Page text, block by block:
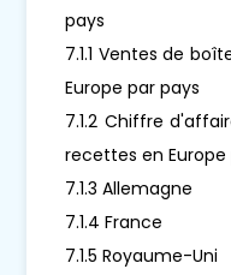
pays
7.1.1 Ventes de
Europe par pays
7.1.2 Chiffre
recettes en Europe
7.1.3 Allemagne
7.1.4 France
7.1.5 Royaume-Uni